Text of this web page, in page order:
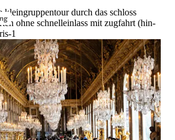
kleingruppentour durch das schloss
ohne schnelleinlass mit zugfahrt (hin-
1